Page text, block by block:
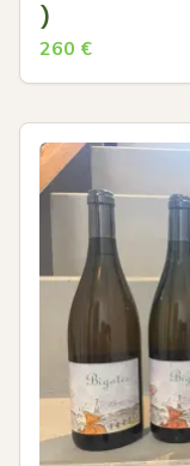
)
260 €